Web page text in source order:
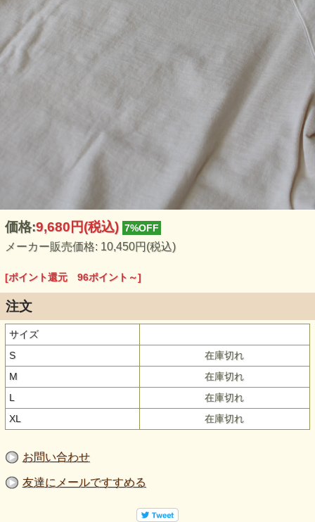
価格:9,680円(税込) 7%OFF
メーカー販売価格: 10,450円(税込)
[ポイント還元 96ポイント～]
注文
サイズ
S
在庫切れ
M
在庫切れ
L
在庫切れ
XL
在庫切れ
お問い合わせ
友達にメールですすめる